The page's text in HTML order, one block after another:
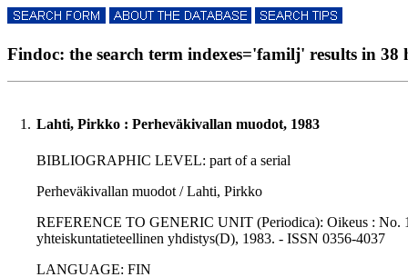
Findoc: the search term indexes='familj' results in 38
1. Lahti, Pirkko : Perheväkivallan muodot, 1983
BIBLIOGRAPHIC LEVEL: part of a serial
Perheväkivallan muodot / Lahti, Pirkko
REFERENCE TO GENERIC UNIT (Periodica): Oikeus : No.
yhteiskuntatieteellinen yhdistys(D), 1983. - ISSN 0356-4037
LANGUAGE: FIN